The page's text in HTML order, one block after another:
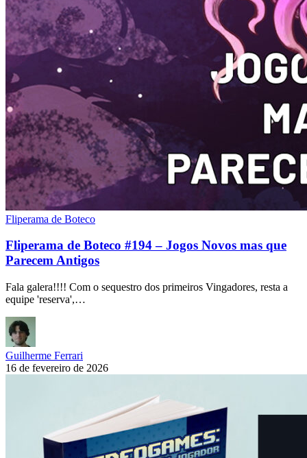
Fliperama de Boteco
Fliperama de Boteco #194 – Jogos Novos mas que
Parecem Antigos
Fala galera!!!! Com o sequestro dos primeiros Vingadores, resta a
equipe 'reserva',…
Guilherme Ferrari
16 de fevereiro de 2026